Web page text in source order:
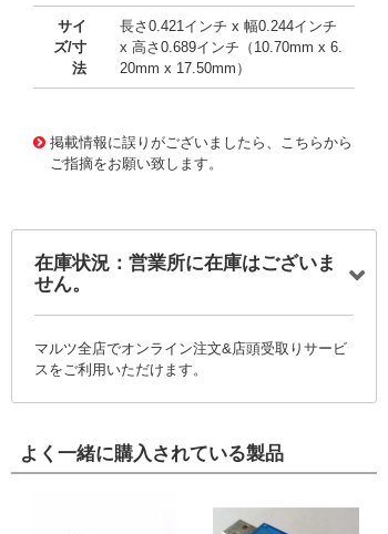
サイ
ズ/寸
法
長さ0.421インチ x 幅0.244インチ
x 高さ0.689インチ（10.70mm x 6.
20mm x 17.50mm）
掲載情報に誤りがございましたら、こちらから
ご指摘をお願い致します。
在庫状況：営業所に在庫はございま
せん。
マルツ全店でオンライン注文&店頭受取りサービ
スをご利用いただけます。
よく一緒に購入されている製品